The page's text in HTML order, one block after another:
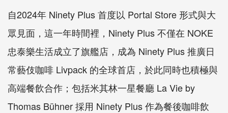
自2024年 Ninety Plus 首度以 Portal Store 形式與大
眾見面，這一年時間裡，Ninety Plus 不僅在 NOKE
忠泰樂生活成立了旗艦店，成為 Ninety Plus 推廣日
常藝伎咖啡 Livpack 的全球首店，於此同時也積極與
高端餐飲合作；包括米其林一星餐廳 La Vie by
Thomas Bühner 採用 Ninety Plus 作為餐後咖啡飲